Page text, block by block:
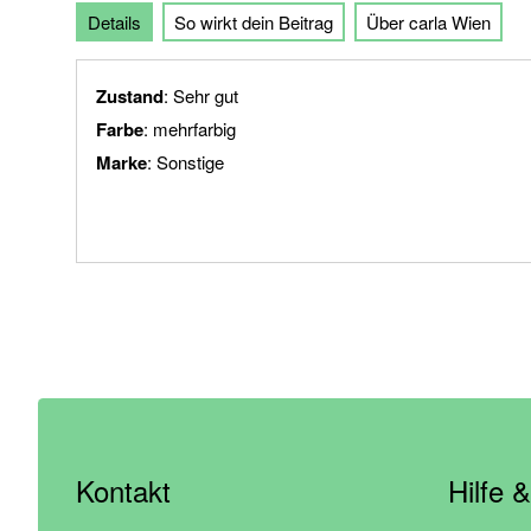
der
Bildgalerie
springen
Details
Zustand: Sehr gut
Farbe: mehrfarbig
Marke: Sonstige
So wirkt dein Beitrag Über carla Wien
Kontakt Hilfe